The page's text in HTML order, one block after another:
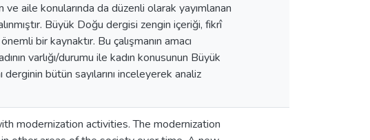
aile konularında da düzenli olarak yayımlanan
Büyük Doğu dergisi zengin içeriği, fikrî
bir kaynaktır. Bu çalışmanın amacı
varlığı/durumu ile kadın konusunun Büyük
derginin bütün sayılarını inceleyerek analiz
modernization activities. The modernization